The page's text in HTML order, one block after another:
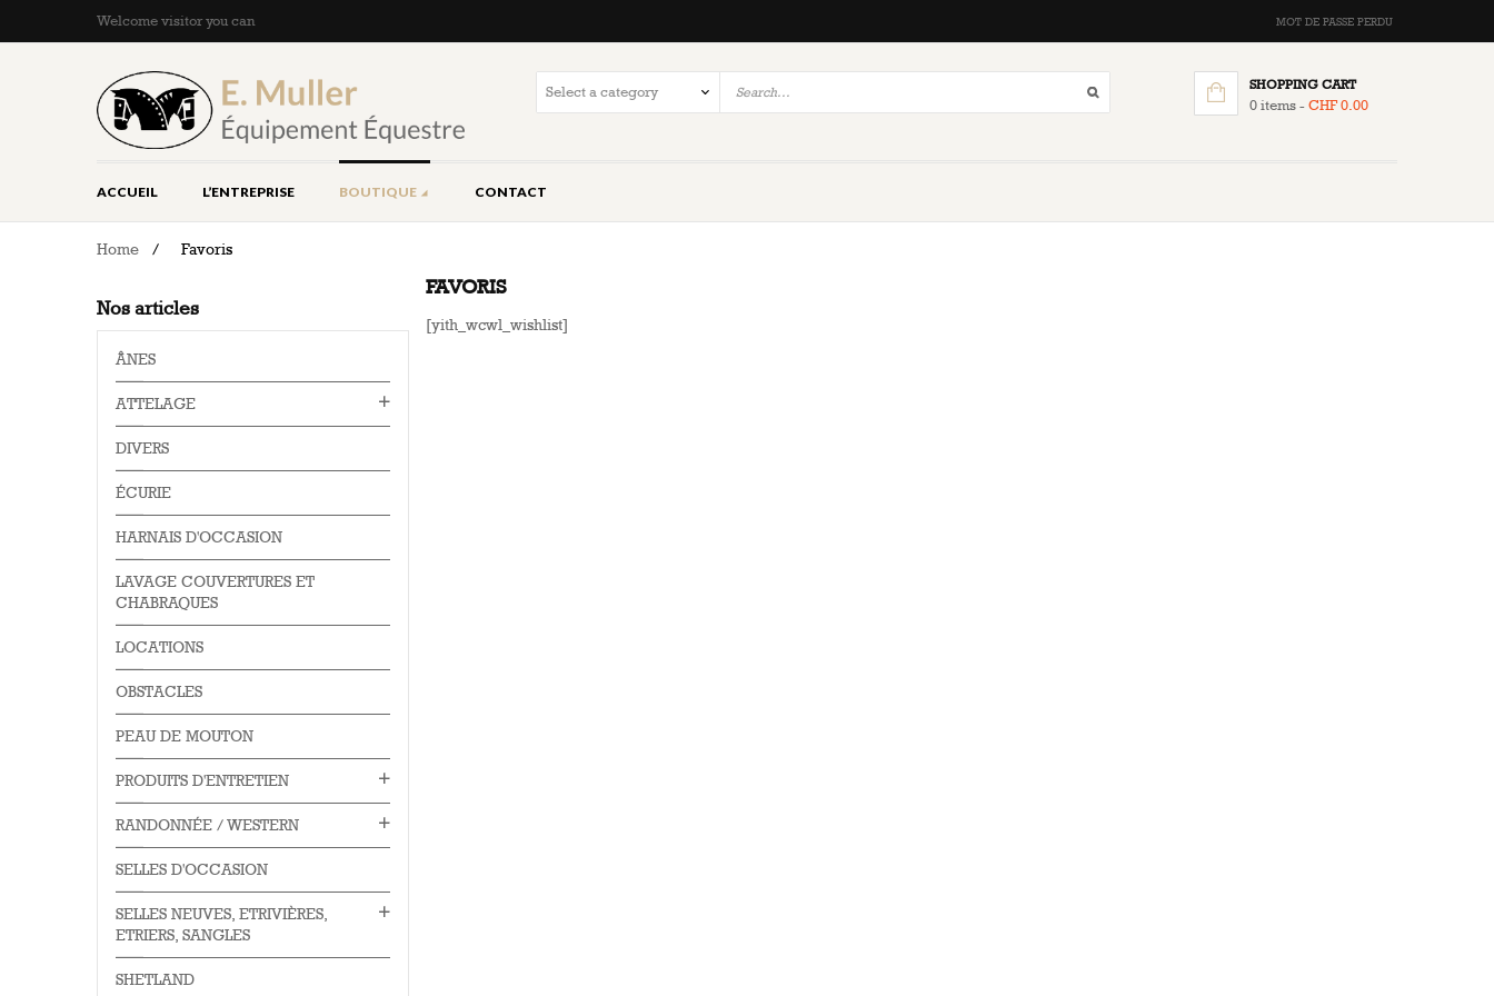
Welcome visitor you can MOT DE PASSE PERDU
SHOPPING CART
0 items -CHF0.00
ACCUEIL L’ENTREPRISE BOUTIQUE CONTACT
Home / Favoris
FAVORIS
[yith_wcwl_wishlist]
Nos articles
ÂNES
ATTELAGE
DIVERS
ÉCURIE
HARNAIS D'OCCASION
LAVAGE COUVERTURES ET
CHABRAQUES
LOCATIONS
OBSTACLES
PEAU DE MOUTON
PRODUITS D'ENTRETIEN
RANDONNÉE / WESTERN
SELLES D'OCCASION
SELLES NEUVES, ETRIVIÈRES,
ETRIERS, SANGLES
SHETLAND